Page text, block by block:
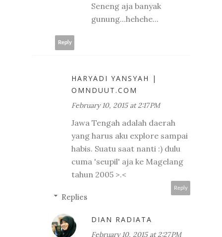
Seneng aja banyak
gunung...hehehe...
Reply
HARYADI YANSYAH |
OMNDUUT.COM
February 10, 2015 at 2:17 PM
Jawa Tengah adalah daerah
yang harus aku explore sampai
habis. Suatu saat nanti :) dulu
cuma 'seupil' aja ke Magelang
tahun 2005 >.<
Reply
Replies
DIAN RADIATA
February 10, 2015 at 2:27 PM